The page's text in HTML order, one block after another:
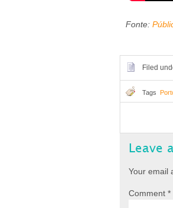
Fonte:
Filed
Tags
Leave
Your email
Comment *